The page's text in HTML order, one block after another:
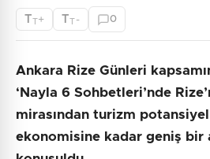
TT+ TT - 0
Ankara Rize Günleri
‘Nayla 6 Sohbetleri’nde
mirasından turizm
ekonomisine kadar geniş bir